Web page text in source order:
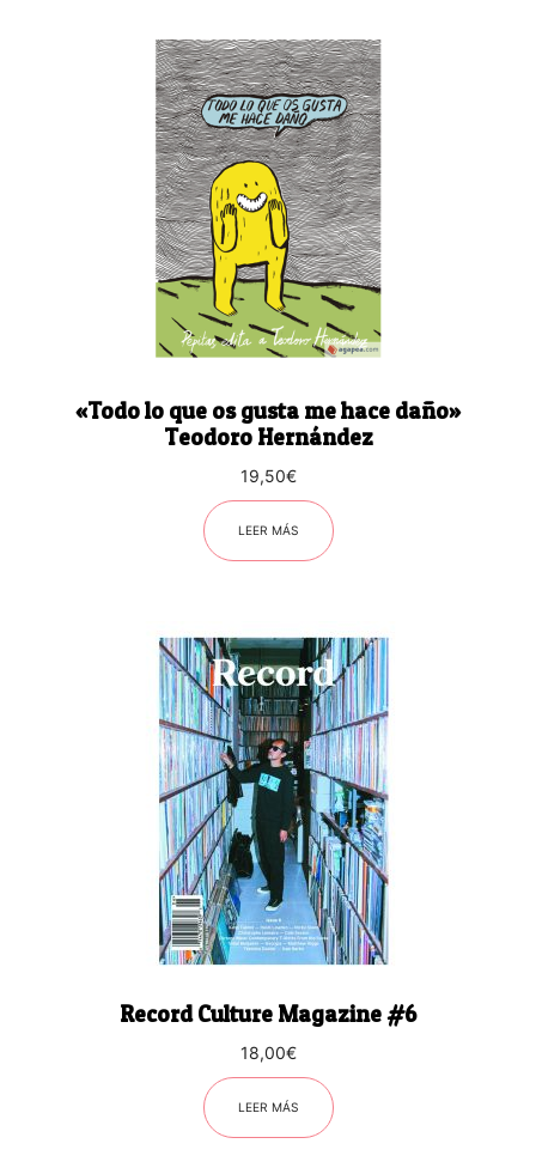
«Todo lo que os gusta me hace daño»
Teodoro Hernández
19,50€
LEER MÁS
Record Culture Magazine #6
18,00€
LEER MÁS